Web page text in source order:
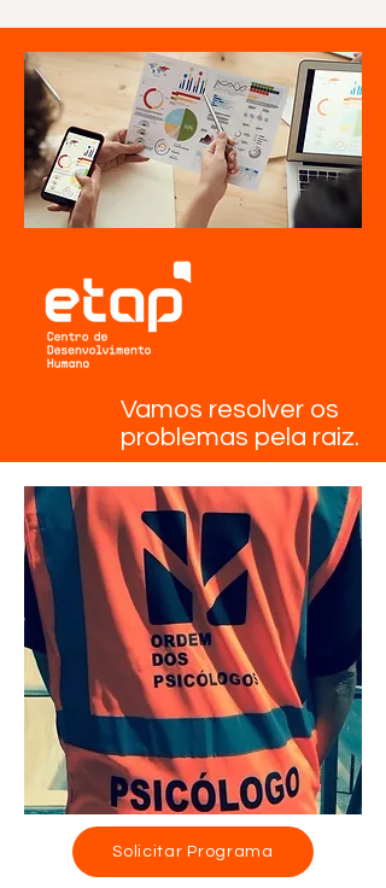
Vamos resolver os
problemas pela raiz.
Solicitar Programa